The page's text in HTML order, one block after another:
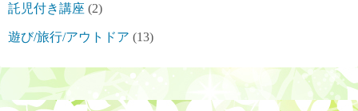
託児付き講座 (2)
遊び/旅行/アウトドア (13)